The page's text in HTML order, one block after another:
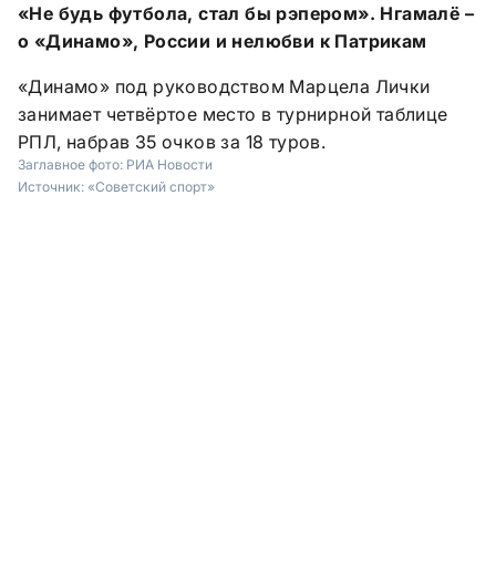
«Не будь футбола, стал бы рэпером». Нгамалё –
о «Динамо», России и нелюбви к Патрикам
«Динамо» под руководством Марцела Лички
занимает четвёртое место в турнирной таблице
РПЛ, набрав 35 очков за 18 туров.
Заглавное фото: РИА Новости
Источник: «Советский спорт»